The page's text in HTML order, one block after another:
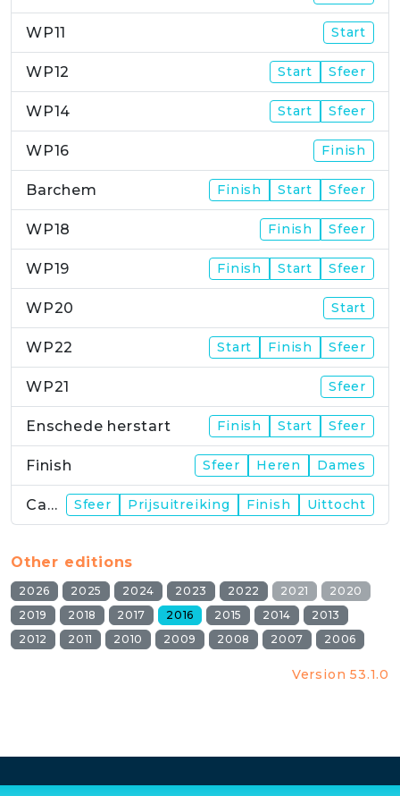
WP11 Start
WP12 Start Sfeer
WP14 Start Sfeer
WP16 Finish
Barchem Finish Start Sfeer
WP18 Finish Sfeer
WP19 Finish Start Sfeer
WP20 Start
WP22 Start Finish Sfeer
WP21 Sfeer
Enschede herstart Finish Start Sfeer
Finish Sfeer Heren Dames
Campus Sfeer Prijsuitreiking Finish Uittocht
Other editions
2026 2025 2024 2023 2022 2021
2020
2019
2018 2017 2016 2015 2014
2013
2012
2011 2010 2009 2008 2007 2006
Version 53.1.0